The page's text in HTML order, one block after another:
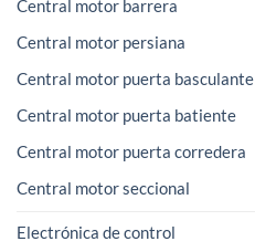
Central motor barrera
Central motor persiana
Central motor puerta basculante
Central motor puerta batiente
Central motor puerta corredera
Central motor seccional
Electrónica de control